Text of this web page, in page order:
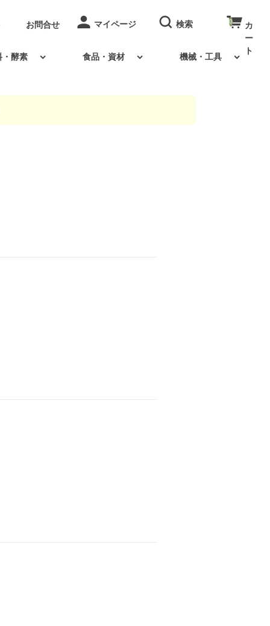
・酵素 食品・資材 機械・工具
お問合せ 0